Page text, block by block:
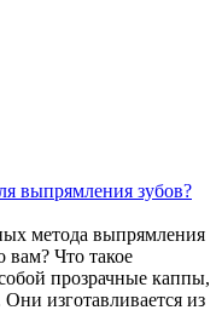
выпрямления зубов?
метода выпрямления
вам? Что такое
прозрачные каппы,
изготавливается из